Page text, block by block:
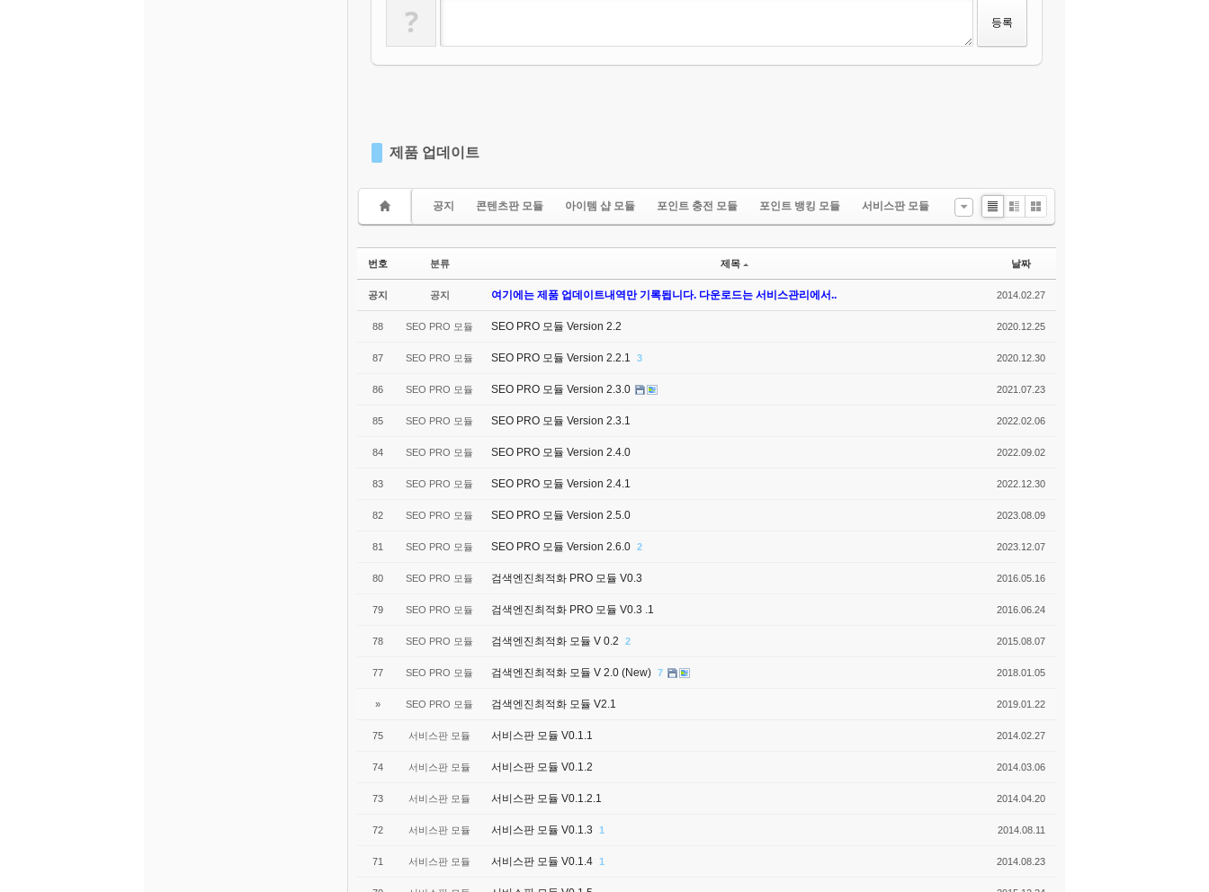
?
제품 업데이트
공지 콘텐츠판 모듈 아이템 샵 모듈 포인트 충전 모듈 포인트 뱅킹 모듈
서비스판 모듈
List ZineGallery
번호 분류 제목 날짜
공지 공지 여기에는 제품 업데이트내역만 기록됩니다. 다운로드는 서비스관리에서.. 2014.02.27
88 SEO PRO 모듈 SEO PRO 모듈 Version 2.2 2020.12.25
87 SEO PRO 모듈 SEO PRO 모듈 Version 2.2.1 3 2020.12.30
86 SEO PRO 모듈 SEO PRO 모듈 Version 2.3.0 2021.07.23
85 SEO PRO 모듈 SEO PRO 모듈 Version 2.3.1 2022.02.06
84 SEO PRO 모듈 SEO PRO 모듈 Version 2.4.0 2022.09.02
83 SEO PRO 모듈 SEO PRO 모듈 Version 2.4.1 2022.12.30
82 SEO PRO 모듈 SEO PRO 모듈 Version 2.5.0 2023.08.09
81 SEO PRO 모듈 SEO PRO 모듈 Version 2.6.0 2 2023.12.07
80 SEO PRO 모듈 검색엔진최적화 PRO 모듈 V0.3 2016.05.16
79 SEO PRO 모듈 검색엔진최적화 PRO 모듈 V0.3 .1 2016.06.24
78 SEO PRO 모듈 검색엔진최적화 모듈 V 0.2 2 2015.08.07
77 SEO PRO 모듈 검색엔진최적화 모듈 V 2.0 (New) 7 2018.01.05
» SEO PRO 모듈 검색엔진최적화 모듈 V2.1 2019.01.22
75 서비스판 모듈 서비스판 모듈 V0.1.1 2014.02.27
74 서비스판 모듈 서비스판 모듈 V0.1.2 2014.03.06
73 서비스판 모듈 서비스판 모듈 V0.1.2.1 2014.04.20
72 서비스판 모듈 서비스판 모듈 V0.1.3 1 2014.08.11
71 서비스판 모듈 서비스판 모듈 V0.1.4 1 2014.08.23